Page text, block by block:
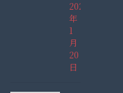
2022
年
1
月
20
日